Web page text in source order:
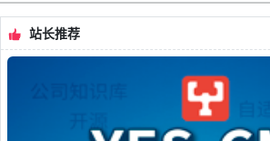
站长推荐